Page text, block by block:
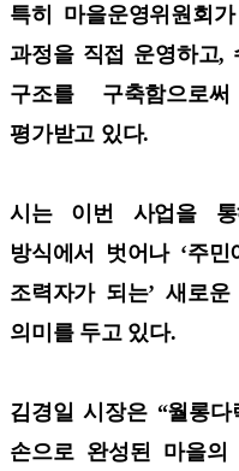
특히 마을운영위원회
과정을 직접 운영하고,
구조를 구축함으로
평가받고 있다.
시는 이번 사업을 통
방식에서 벗어나 ‘주
조력자가 되는’ 새로
의미를 두고 있다.
김경일 시장은 “월롱다
손으로 완성된 마을의